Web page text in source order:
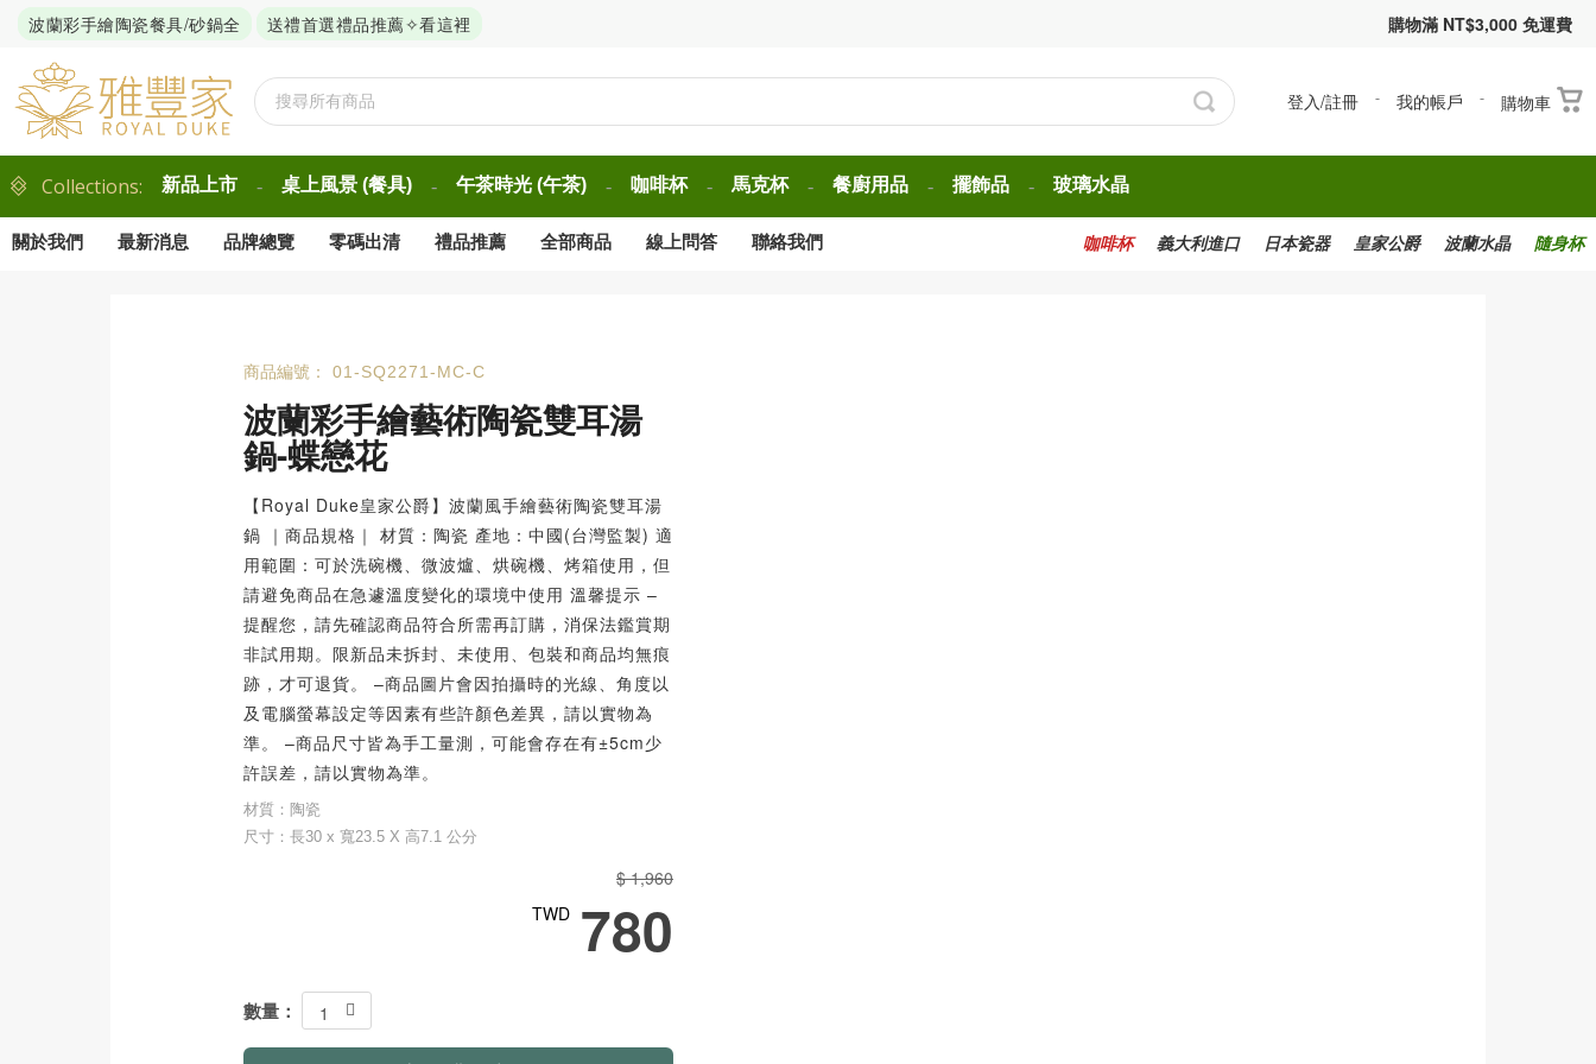
購物滿 NT$3,000 免運費
登入/註冊 - 我的帳戶 - 購物車
波蘭彩手繪陶瓷餐具/砂鍋全 送禮首選禮品推薦✧看這裡
Collections: 新品上市 - 桌上風景 (餐具) - 午茶時光 (午茶) - 咖啡杯 - 馬克杯 - 餐廚用品 - 擺飾品 - 玻璃水晶
關於我們 最新消息 品牌總覽 零碼出清 禮品推薦 全部商品 線上問答 聯絡我們 隨身杯
波蘭水晶
皇家公爵
日本瓷器
義大利進口
咖啡杯
商品編號： 01-SQ2271-MC-C
波蘭彩手繪藝術陶瓷雙耳湯
鍋-蝶戀花
【Royal Duke皇家公爵】波蘭風手繪藝術陶瓷雙耳湯
鍋 ｜商品規格｜ 材質：陶瓷 產地：中國(台灣監製) 適
用範圍：可於洗碗機、微波爐、烘碗機、烤箱使用，但
請避免商品在急遽溫度變化的環境中使用 溫馨提示 –
提醒您，請先確認商品符合所需再訂購，消保法鑑賞期
非試用期。限新品未拆封、未使用、包裝和商品均無痕
跡，才可退貨。 –商品圖片會因拍攝時的光線、角度以
及電腦螢幕設定等因素有些許顏色差異，請以實物為
準。 –商品尺寸皆為手工量測，可能會存在有±5cm少
許誤差，請以實物為準。
材質：陶瓷
尺寸：長30 x 寬23.5 X 高7.1 公分
$ 1,960
TWD 780
數量： 1